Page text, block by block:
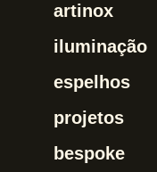
artinox
iluminação
espelhos
projetos
bespoke